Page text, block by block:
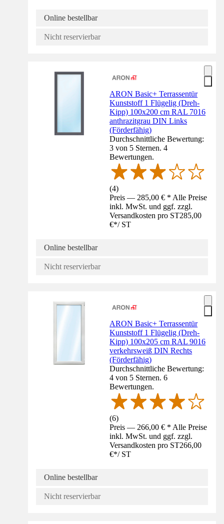
Online bestellbar
Nicht reservierbar
ARON Basic+ Terrassentür
Kunststoff 1 Flügelig (Dreh-
Kipp) 100x200 cm RAL 7016
anthrazitgrau DIN Links
(Förderfähig)
Durchschnittliche Bewertung:
3 von 5 Sternen. 4
Bewertungen.
(4)
Preis — 285,00 € * Alle Preise
inkl. MwSt. und ggf. zzgl.
Versandkosten pro ST285,00
€*/ ST
Online bestellbar
Nicht reservierbar
ARON Basic+ Terrassentür
Kunststoff 1 Flügelig (Dreh-
Kipp) 100x205 cm RAL 9016
verkehrsweiß DIN Rechts
(Förderfähig)
Durchschnittliche Bewertung:
4 von 5 Sternen. 6
Bewertungen.
(6)
Preis — 266,00 € * Alle Preise
inkl. MwSt. und ggf. zzgl.
Versandkosten pro ST266,00
€*/ ST
Online bestellbar
Nicht reservierbar